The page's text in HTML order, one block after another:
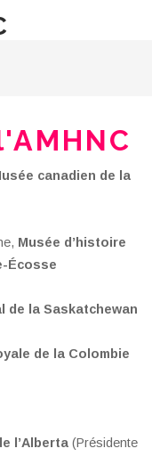
canadien de la
Musée d’histoire
Écosse
de la Saskatchewan
de la Colombie
l’Alberta(Présidente